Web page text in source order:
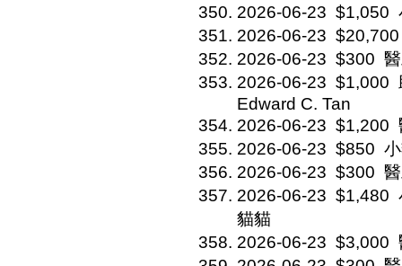
2026-06-23 $1,050
2026-06-23 $20,700
2026-06-23 $300
2026-06-23 $1,000
Edward C. Tan
2026-06-23 $1,200
2026-06-23 $850
2026-06-23 $300
2026-06-23 $1,480
貓貓
2026-06-23 $3,000